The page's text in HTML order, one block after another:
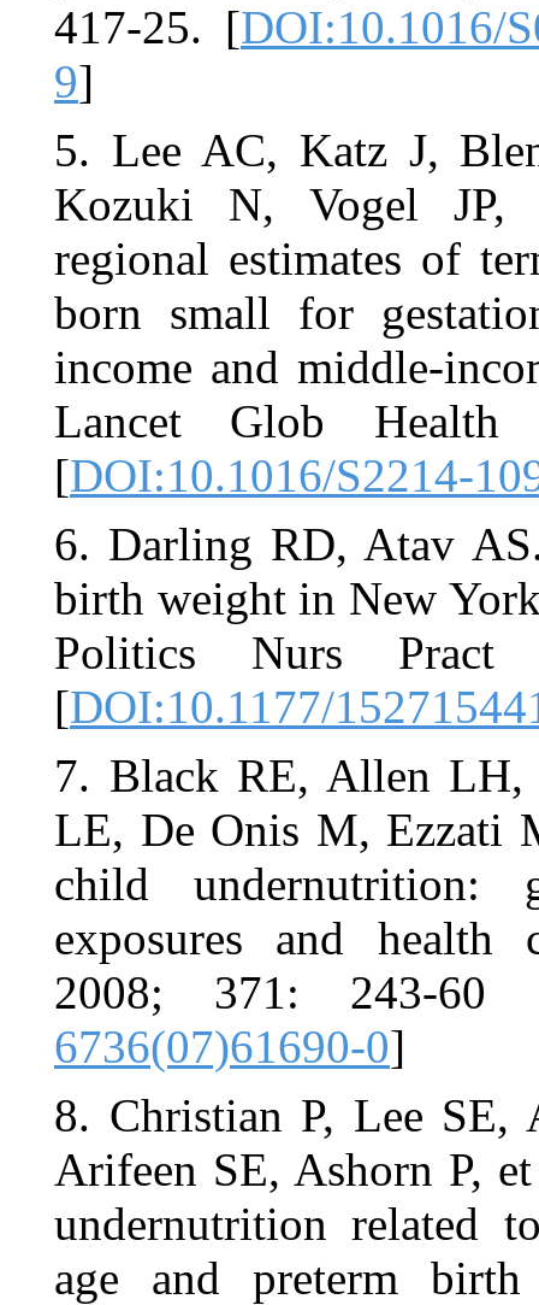
417-25. [
5. Lee AC,
Kozuki
regional
born
income
Lancet
[
6. Darling
birth
Politics
[
7. Black
LE, De
child
exposures
2008;
8.
Arifeen
age and